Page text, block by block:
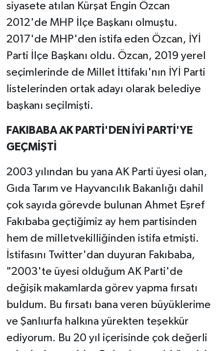
siyasete atılan Kürşat Engin Özcan
2012'de MHP İlçe Başkanı olmuştu.
2017'de MHP'den istifa eden Özcan, İYİ
Parti İlçe Başkanı oldu. Özcan, 2019 yerel
seçimlerinde de Millet İttifakı'nın İYİ Parti
listelerinden ortak adayı olarak belediye
başkanı seçilmişti.
FAKIBABA AK PARTİ'DEN İYİ PARTİ'YE
GEÇMİŞTİ
2003 yılından bu yana AK Parti üyesi olan,
Gıda Tarım ve Hayvancılık Bakanlığı dahil
çok sayıda görevde bulunan Ahmet Eşref
Fakıbaba geçtiğimiz ay hem partisinden
hem de milletvekilliğinden istifa etmişti.
İstifasını Twitter'dan duyuran Fakıbaba,
"2003'te üyesi olduğum AK Parti'de
değişik makamlarda görev yapma fırsatı
buldum. Bu fırsatı bana veren büyüklerime
ve Şanlıurfa halkına yürekten teşekkür
ediyorum. Bu 20 yıl içerisinde çok değerli